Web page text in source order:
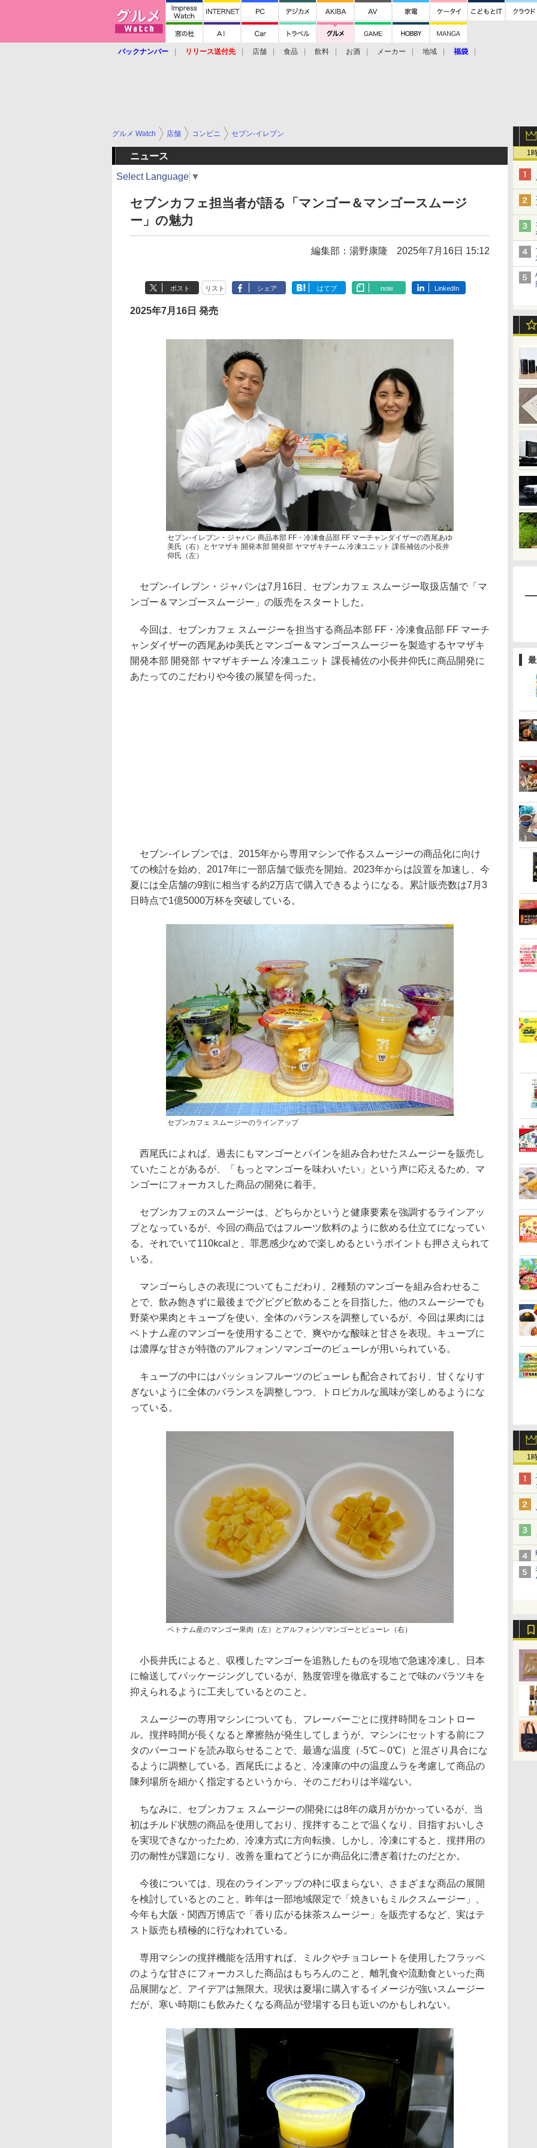
バックナンバー リリース送付先 店舗 食品 飲料 お酒 メーカー 地域 福袋
1
1
グルメ Watch 店舗 コンビニ セブン-イレブン
ニュース
Select Language ▼
セブンカフェ担当者が語る「マンゴー＆マンゴースムージ
ー」の魅力
編集部：湯野康隆 2025年7月16日 15:12
ポスト リスト シェア はてブ note LinkedIn
2025年7月16日 発売
セブン-イレブン・ジャパン 商品本部 FF・冷凍食品部 FF マーチャンダイザーの西尾あゆ
美氏（右）とヤマザキ 開発本部 開発部 ヤマザキチーム 冷凍ユニット 課長補佐の小長井
仰氏（左）
セブン-イレブン・ジャパンは7月16日、セブンカフェ スムージー取扱店舗で「マ
ンゴー＆マンゴースムージー」の販売をスタートした。
今回は、セブンカフェ スムージーを担当する商品本部 FF・冷凍食品部 FF マーチ
ャンダイザーの西尾あゆ美氏とマンゴー＆マンゴースムージーを製造するヤマザキ
開発本部 開発部 ヤマザキチーム 冷凍ユニット 課長補佐の小長井仰氏に商品開発に
あたってのこだわりや今後の展望を伺った。
セブン-イレブンでは、2015年から専用マシンで作るスムージーの商品化に向け
ての検討を始め、2017年に一部店舗で販売を開始。2023年からは設置を加速し、今
夏には全店舗の9割に相当する約2万店で購入できるようになる。累計販売数は7月3
日時点で1億5000万杯を突破している。
セブンカフェ スムージーのラインアップ
西尾氏によれば、過去にもマンゴーとパインを組み合わせたスムージーを販売し
ていたことがあるが、「もっとマンゴーを味わいたい」という声に応えるため、マ
ンゴーにフォーカスした商品の開発に着手。
セブンカフェのスムージーは、どちらかというと健康要素を強調するラインアッ
プとなっているが、今回の商品ではフルーツ飲料のように飲める仕立てになってい
る。それでいて110kcalと、罪悪感少なめで楽しめるというポイントも押さえられて
いる。
マンゴーらしさの表現についてもこだわり、2種類のマンゴーを組み合わせるこ
とで、飲み飽きずに最後までグビグビ飲めることを目指した。他のスムージーでも
野菜や果肉とキューブを使い、全体のバランスを調整しているが、今回は果肉には
ベトナム産のマンゴーを使用することで、爽やかな酸味と甘さを表現。キューブに
は濃厚な甘さが特徴のアルフォンソマンゴーのピューレが用いられている。
キューブの中にはパッションフルーツのピューレも配合されており、甘くなりす
ぎないように全体のバランスを調整しつつ、トロピカルな風味が楽しめるようにな
っている。
ベトナム産のマンゴー果肉（左）とアルフォンソマンゴーとピューレ（右）
小長井氏によると、収穫したマンゴーを追熟したものを現地で急速冷凍し、日本
に輸送してパッケージングしているが、熟度管理を徹底することで味のバラツキを
抑えられるように工夫しているとのこと。
スムージーの専用マシンについても、フレーバーごとに撹拌時間をコントロー
ル。撹拌時間が長くなると摩擦熱が発生してしまうが、マシンにセットする前にフ
タのバーコードを読み取らせることで、最適な温度（-5℃～0℃）と混ざり具合にな
るように調整している。西尾氏によると、冷凍庫の中の温度ムラを考慮して商品の
陳列場所を細かく指定するというから、そのこだわりは半端ない。
ちなみに、セブンカフェ スムージーの開発には8年の歳月がかかっているが、当
初はチルド状態の商品を使用しており、撹拌することで温くなり、目指すおいしさ
を実現できなかったため、冷凍方式に方向転換。しかし、冷凍にすると、撹拌用の
刃の耐性が課題になり、改善を重ねてどうにか商品化に漕ぎ着けたのだとか。
今後については、現在のラインアップの枠に収まらない、さまざまな商品の展開
を検討しているとのこと。昨年は一部地域限定で「焼きいもミルクスムージー」、
今年も大阪・関西万博店で「香り広がる抹茶スムージー」を販売するなど、実はテ
スト販売も積極的に行なわれている。
専用マシンの撹拌機能を活用すれば、ミルクやチョコレートを使用したフラッペ
のような甘さにフォーカスした商品はもちろんのこと、離乳食や流動食といった商
品展開など、アイデアは無限大。現状は夏場に購入するイメージが強いスムージー
だが、寒い時期にも飲みたくなる商品が登場する日も近いのかもしれない。